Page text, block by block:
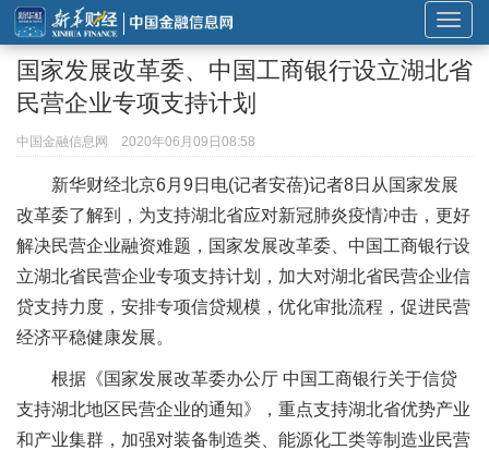
展
开
或
导
航
国家发展改革委、中国工商银行设立湖北省
民营企业专项支持计划
中国金融信息网 2020年06月09日08:58
新华财经北京6月9日电(记者安蓓)记者8日从国家发展
改革委了解到，为支持湖北省应对新冠肺炎疫情冲击，更好
解决民营企业融资难题，国家发展改革委、中国工商银行设
立湖北省民营企业专项支持计划，加大对湖北省民营企业信
贷支持力度，安排专项信贷规模，优化审批流程，促进民营
经济平稳健康发展。
根据《国家发展改革委办公厅 中国工商银行关于信贷
支持湖北地区民营企业的通知》，重点支持湖北省优势产业
和产业集群，加强对装备制造类、能源化工类等制造业民营